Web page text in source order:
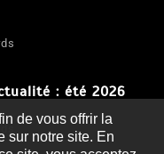
: été 2026
de vous offrir la
sur notre site. En